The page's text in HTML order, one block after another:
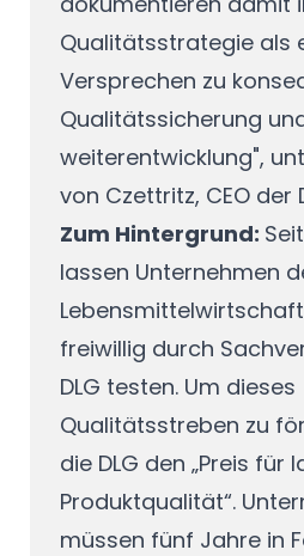
Qualitätsstrategie als
Versprechen zu
Qualitätssicherung
weiterentwicklung",
von Czettritz, CEO der
Zum Hintergrund:
lassen Unternehmen
freiwillig durch
DLG testen. Um dieses
Qualitätsstreben zu
die DLG den „Preis für
Produktqualität“.
müssen fünf Jahre in